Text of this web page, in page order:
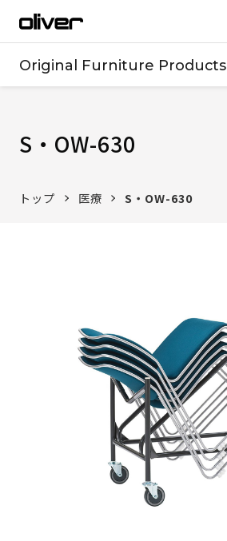
Original Furniture Products
S・OW-630
トップ 医療 S・OW-630